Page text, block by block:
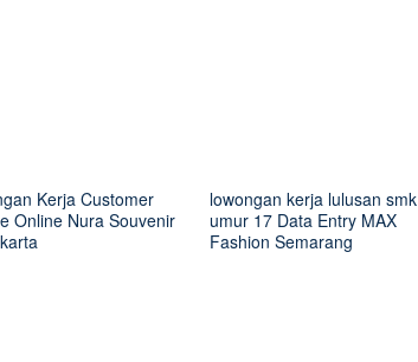
Kerja Customer
Online Nura Souvenir
lowongan kerja lulusan smk
umur 17 Data Entry MAX
Fashion Semarang